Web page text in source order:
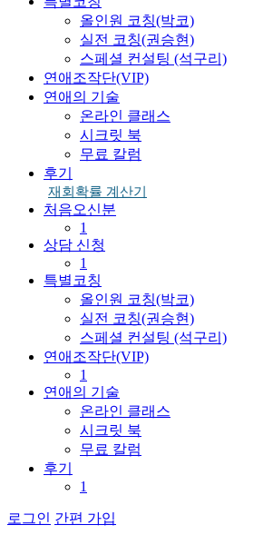
올인원 코칭(박코)
실전 코칭(권승현)
스페셜 컨설팅 (석구리)
연애조작단(VIP)
연애의 기술
온라인 클래스
시크릿 북
무료 칼럼
후기
재회확률 계산기
처음오신분
1
상담 신청
1
특별코칭
올인원 코칭(박코)
실전 코칭(권승현)
스페셜 컨설팅 (석구리)
연애조작단(VIP)
1
연애의 기술
온라인 클래스
시크릿 북
무료 칼럼
후기
1
로그인 간편 가입